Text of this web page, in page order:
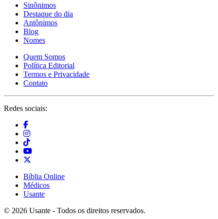
Sinônimos
Destaque do dia
Antônimos
Blog
Nomes
Quem Somos
Política Editorial
Termos e Privacidade
Contato
Redes sociais:
Bíblia Online
Médicos
Usante
© 2026 Usante - Todos os direitos reservados.